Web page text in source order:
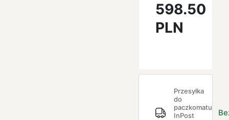
598.50
PLN
Przesyłka
do
paczkomatu
InPost